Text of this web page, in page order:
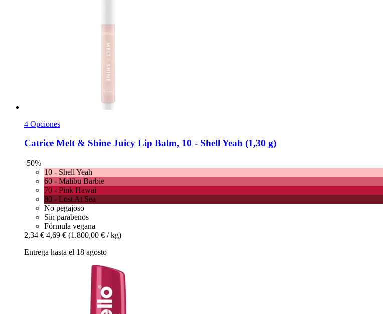
4 Opciones
Catrice Melt & Shine Juicy Lip Balm, 10 -​ Shell Yeah (1,30 g)
-50%
10 - Shell Yeah
60 - Malibu Barbie
70 - Pink Hawai
80 - Lost At Sea
No pegajoso
Sin parabenos
Fórmula vegana
2,34 € 4,69 € (1.800,00 € / kg)
Entrega hasta el 18 agosto